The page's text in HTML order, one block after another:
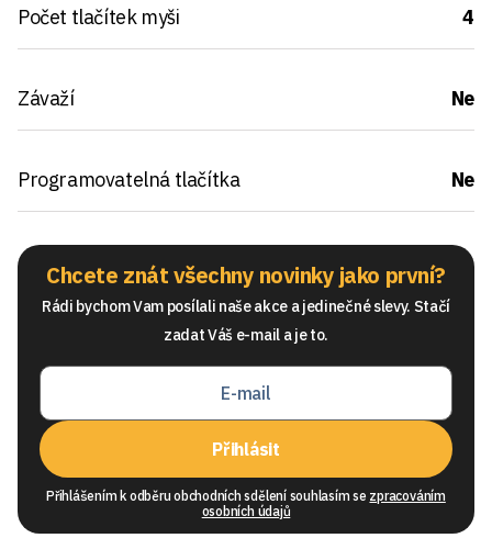
Počet tlačítek myši 4
Závaží Ne
Programovatelná tlačítka Ne
Chcete znát všechny novinky jako první?
Rádi bychom Vam posílali naše akce a jedinečné slevy. Stačí
zadat Váš e-mail a je to.
Přihlásit
Přihlášením k odběru obchodních sdělení souhlasím se zpracováním
osobních údajů